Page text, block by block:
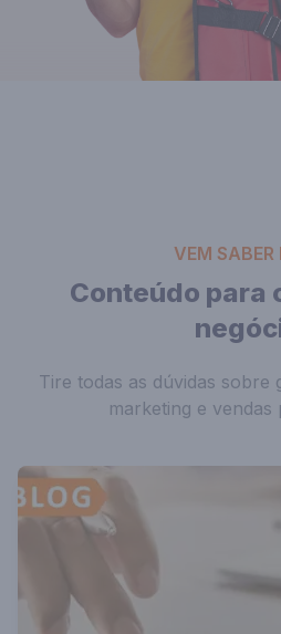
VEM SABER
Conteúdo para
Tire todas as dúvidas sobre
marketing e vendas